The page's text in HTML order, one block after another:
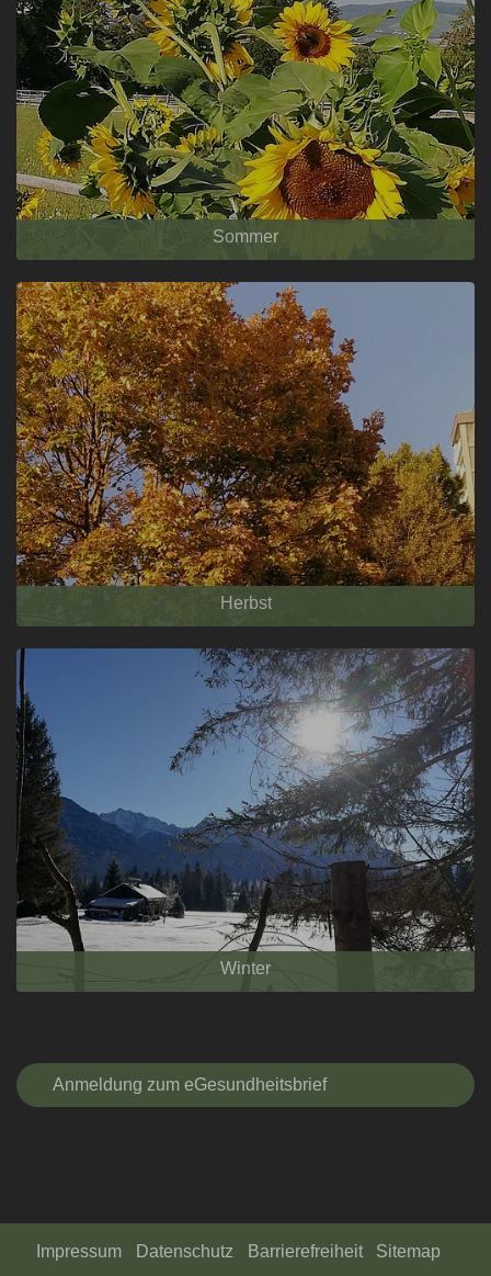
Sommer
Herbst
Winter
Anmeldung zum eGesundheitsbrief
Impressum Datenschutz Barrierefreiheit Sitemap